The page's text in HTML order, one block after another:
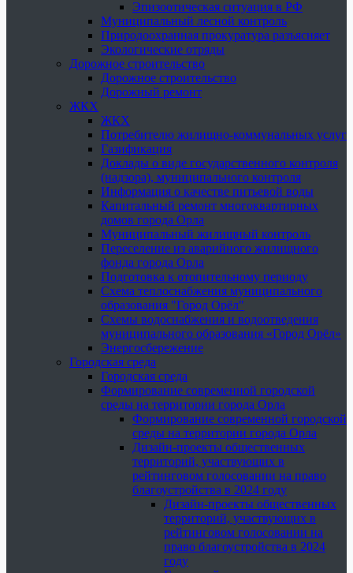
Эпизоотическая ситуация в РФ
Муниципальный лесной контроль
Природоохранная прокуратура разъясняет
Экологические отряды
Дорожное строительство
Дорожное строительство
Дорожный ремонт
ЖКХ
ЖКХ
Потребителю жилищно-коммунальных услуг
Газификация
Доклады о виде государственного контроля
(надзора), муниципального контроля
Информация о качестве питьевой воды
Капитальный ремонт многоквартирных
домов города Орла
Муниципальный жилищный контроль
Переселение из аварийного жилищного
фонда города Орла
Подготовка к отопительному периоду
Схема теплоснабжения муниципального
образования "Город Орёл"
Схемы водоснабжения и водоотведения
муниципального образования «Город Орёл»
Энергосбережение
Городская среда
Городская среда
Формирование современной городской
среды на территории города Орла
Формирование современной городской
среды на территории города Орла
Дизайн-проекты общественных
территорий, участвующих в
рейтинговом голосовании на право
благоустройства в 2024 году
Дизайн-проекты общественных
территорий, участвующих в
рейтинговом голосовании на
право благоустройства в 2024
году